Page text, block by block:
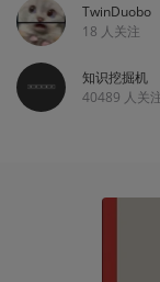
TwinDuobo
18 人关注
知识挖掘机
40489 人关